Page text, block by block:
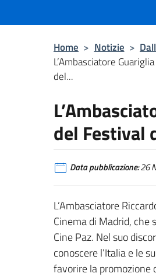
Home > Notizie >
L’Ambasciatore
del...
del Festival
Data pubblicazione:26
L’Ambasciatore
Cinema di Madrid, che
Cine Paz. Nel suo
conoscere l’Italia e le
favorire la promozione